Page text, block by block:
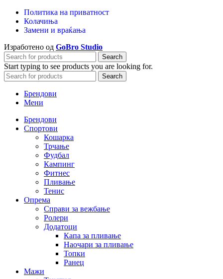
Политика на приватност
Колачиња
Замени и враќања
Изработено од GoBro Studio
Search
Start typing to see products you are looking for.
Search
Брендови
Мени
Брендови
Спортови
Кошарка
Трчање
Фудбал
Кампинг
Фитнес
Пливање
Тенис
Опрема
Справи за вежбање
Ролери
Додатоци
Капа за пливање
Наочари за пливање
Топки
Ранец
Мажи